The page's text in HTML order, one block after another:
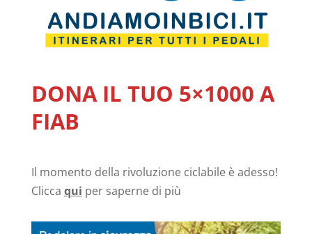
DONA IL TUO 5×1000 A
FIAB
Il momento della rivoluzione ciclabile è adesso!
Clicca qui per saperne di più